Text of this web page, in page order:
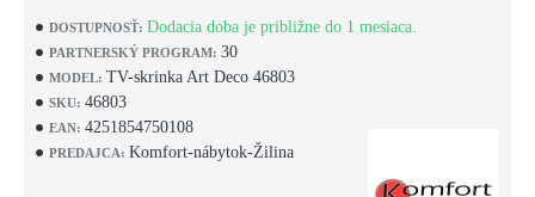
DOSTUPNOSŤ: Dodacia doba je približne do 1 mesiaca.
PARTNERSKÝ PROGRAM: 30
MODEL: TV-skrinka Art Deco 46803
SKU: 46803
EAN: 4251854750108
PREDAJCA: Komfort-nábytok-Žilina